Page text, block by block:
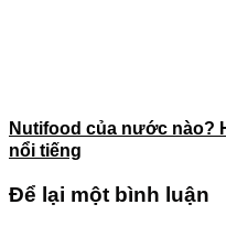
Nutifood của nước nào?
nổi tiếng
Để lại một bình luận